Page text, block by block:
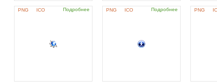
PNG ICO Подробнее PNG ICO Подробнее PNG